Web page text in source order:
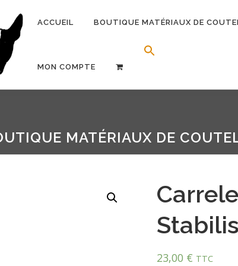
ACCUEIL BOUTIQUE MATÉRIAUX DE
MON COMPTE
MATÉRIAUX DE
23,00 € TTC